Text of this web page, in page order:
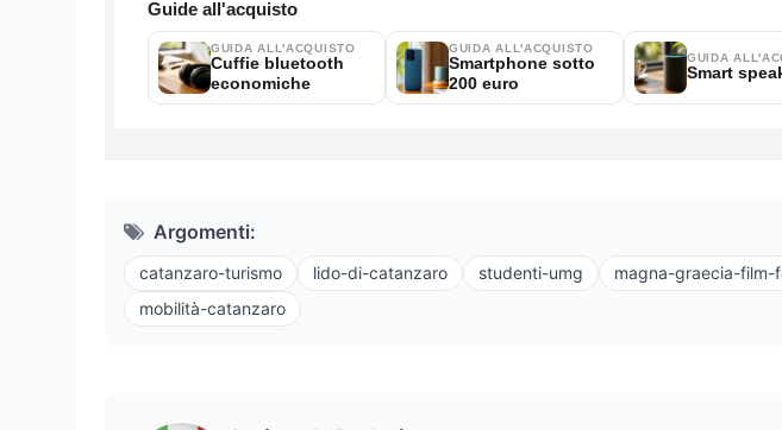
Argomenti:
catanzaro-turismo lido-di-catanzaro studenti-umg
magna-graecia-film-
mobilità-catanzaro